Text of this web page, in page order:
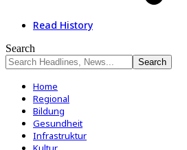
Read History
Search
Home
Regional
Bildung
Gesundheit
Infrastruktur